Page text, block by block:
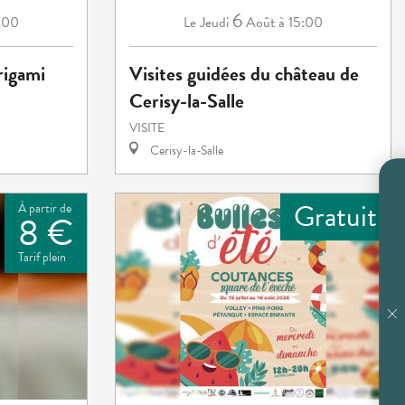
LeJeudi 6Aoûtà 15:00
Visites guidées du château de
Cerisy-la-Salle
VISITE
Cerisy-la-Salle
À partir de
8 €
Tarif plein
Gratuit